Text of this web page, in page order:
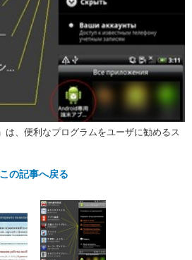
は、便利なプログラムをユーザに勧めるス
この記事へ戻る